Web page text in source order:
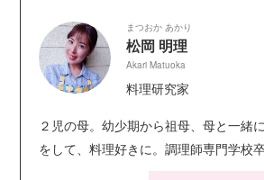
まつおか あかり
松岡 明理
Akari Matuoka
料理研究家
２児の母。幼少期から祖母、母と一緒
をして、料理好きに。調理師専門学校